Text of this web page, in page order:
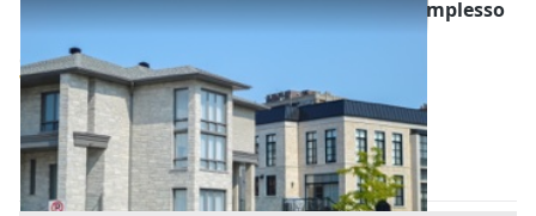
Asta Appartamento civile con garage in complesso
condominiale
Selvazzano Dentro (Padova)
Offerta minima
70.500 € 94.000 €
Codice asta:
c5b03d98
19/10/2026